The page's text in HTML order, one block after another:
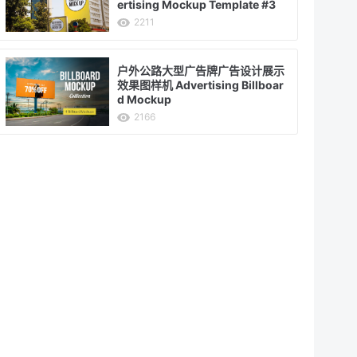
ertising Mockup Template #3
2211
户外公路大型广告牌广告设计展示
效果图样机 Advertising Billboar
d Mockup
2166